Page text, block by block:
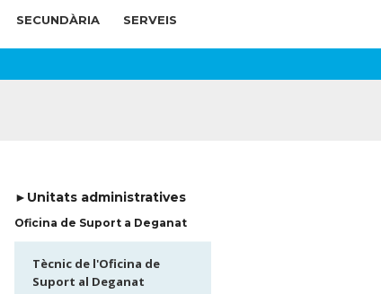
SECUNDÀRIA SERVEIS
►Unitats administratives
Oficina de Suport a Deganat
Tècnic de l'Oficina de
Suport al Deganat